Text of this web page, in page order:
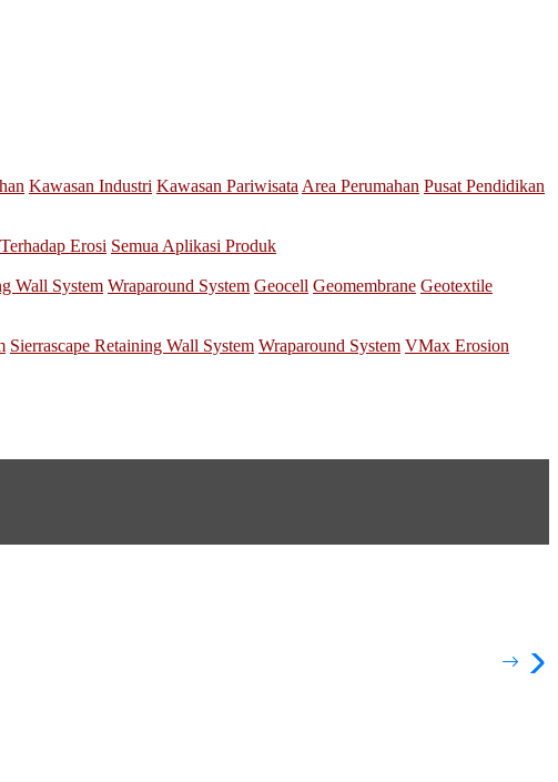
Kawasan Industri Kawasan Pariwisata Area Perumahan Pusat Pendidikan
Erosi Semua Aplikasi Produk
Wall System Wraparound System Geocell Geomembrane Geotextile
Sierrascape Retaining Wall System Wraparound System VMax Erosion